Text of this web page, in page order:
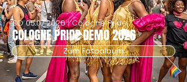
COLOGNE PRIDE DEMO 2026
SO05.07.2026| Cologne Pride
Zum Fotoalbum